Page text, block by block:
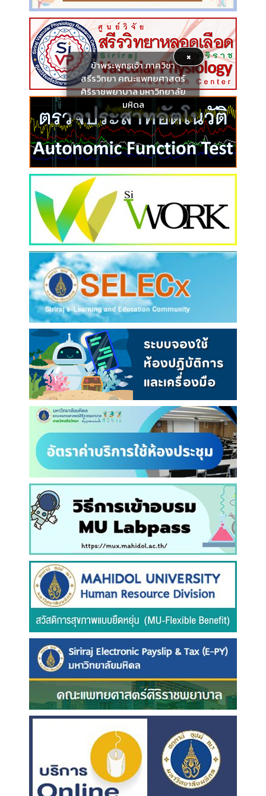
×
ข้าพระพุทธเจ้า ภาควิชา
สรีรวิทยา คณะแพทยศาสตร์
ศิริราชพยาบาล มหาวิทยาลัย
มหิดล